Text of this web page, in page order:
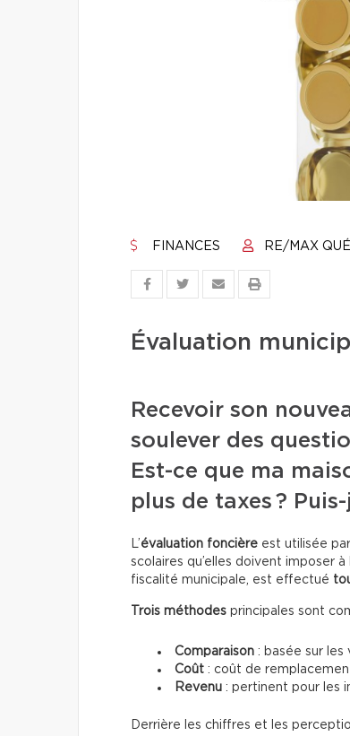
FINANCES RE/MAX
Évaluation
Recevoir son
soulever des
Est-ce que ma
plus de taxes ?
L’évaluation foncière est utilisée
scolaires qu’elles doivent imposer
fiscalité municipale, est effectué
Trois méthodes principales sont
Comparaison : basée sur les
Coût : coût de
Revenu : pertinent pour les
Derrière les chiffres et les